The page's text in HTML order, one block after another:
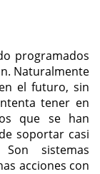
programados
Naturalmente
el futuro, sin
tener en
que se han
soportar casi
sistemas
acciones con